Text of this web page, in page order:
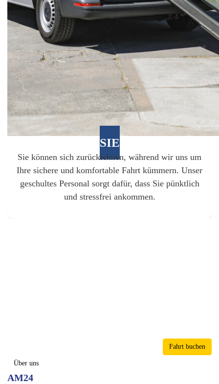
SIE
Sie können sich zurücklehnen, während wir uns um
Ihre sichere und komfortable Fahrt kümmern. Unser
geschultes Personal sorgt dafür, dass Sie pünktlich
und stressfrei ankommen.
Fahrt buchen
Über uns
AM24